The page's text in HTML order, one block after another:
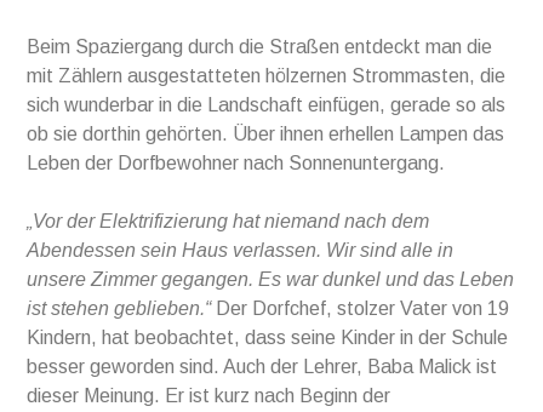
Beim Spaziergang durch die Straßen entdeckt man die
mit Zählern ausgestatteten hölzernen Strommasten, die
sich wunderbar in die Landschaft einfügen, gerade so als
ob sie dorthin gehörten. Über ihnen erhellen Lampen das
Leben der Dorfbewohner nach Sonnenuntergang.
„Vor der Elektrifizierung hat niemand nach dem
Abendessen sein Haus verlassen. Wir sind alle in
unsere Zimmer gegangen. Es war dunkel und das Leben
ist stehen geblieben.“Der Dorfchef, stolzer Vater von 19
Kindern, hat beobachtet, dass seine Kinder in der Schule
besser geworden sind. Auch der Lehrer, Baba Malick ist
dieser Meinung. Er ist kurz nach Beginn der